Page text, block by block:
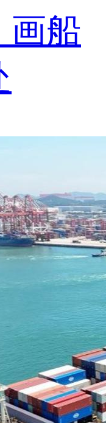
画船